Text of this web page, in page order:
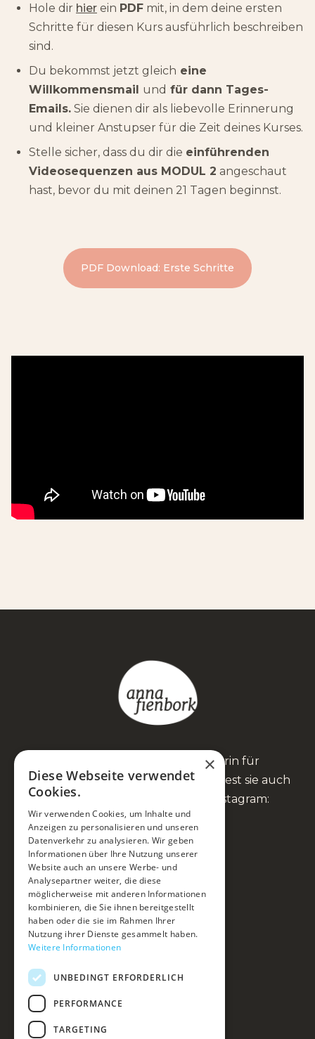
Hole dir hier ein PDF mit, in dem deine ersten
Schritte für diesen Kurs ausführlich beschreiben
sind.
Du bekommst jetzt gleich eine
Willkommensmail und für dann Tages-
Emails. Sie dienen dir als liebevolle Erinnerung
und kleiner Anstupser für die Zeit deines Kurses.
Stelle sicher, dass du dir die einführenden
Videosequenzen aus MODUL 2 angeschaut
hast, bevor du mit deinen 21 Tagen beginnst.
PDF Download: Erste Schritte
Anna Fienbork ist Heilpraktikerin für
Psychotherapie und Coach. Du findest sie auch
auf Facebook, YouTube und Instagram:
Mein Ansatz
Du & ich
Kurse & Events
Blog & Podcast
×
Diese Webseite verwendet
Cookies.
Wir verwenden Cookies, um Inhalte und
Anzeigen zu personalisieren und unseren
Datenverkehr zu analysieren. Wir geben
Informationen über Ihre Nutzung unserer
Website auch an unsere Werbe- und
Analysepartner weiter, die diese
möglicherweise mit anderen Informationen
kombinieren, die Sie ihnen bereitgestellt
haben oder die sie im Rahmen Ihrer
Nutzung ihrer Dienste gesammelt haben.
Weitere Informationen
UNBEDINGT ERFORDERLICH
PERFORMANCE
TARGETING